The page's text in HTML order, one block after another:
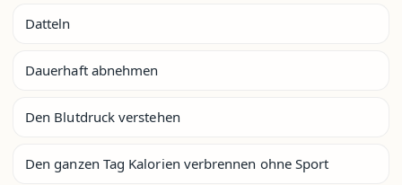
Datteln
Dauerhaft abnehmen
Den Blutdruck verstehen
Den ganzen Tag Kalorien verbrennen ohne Sport